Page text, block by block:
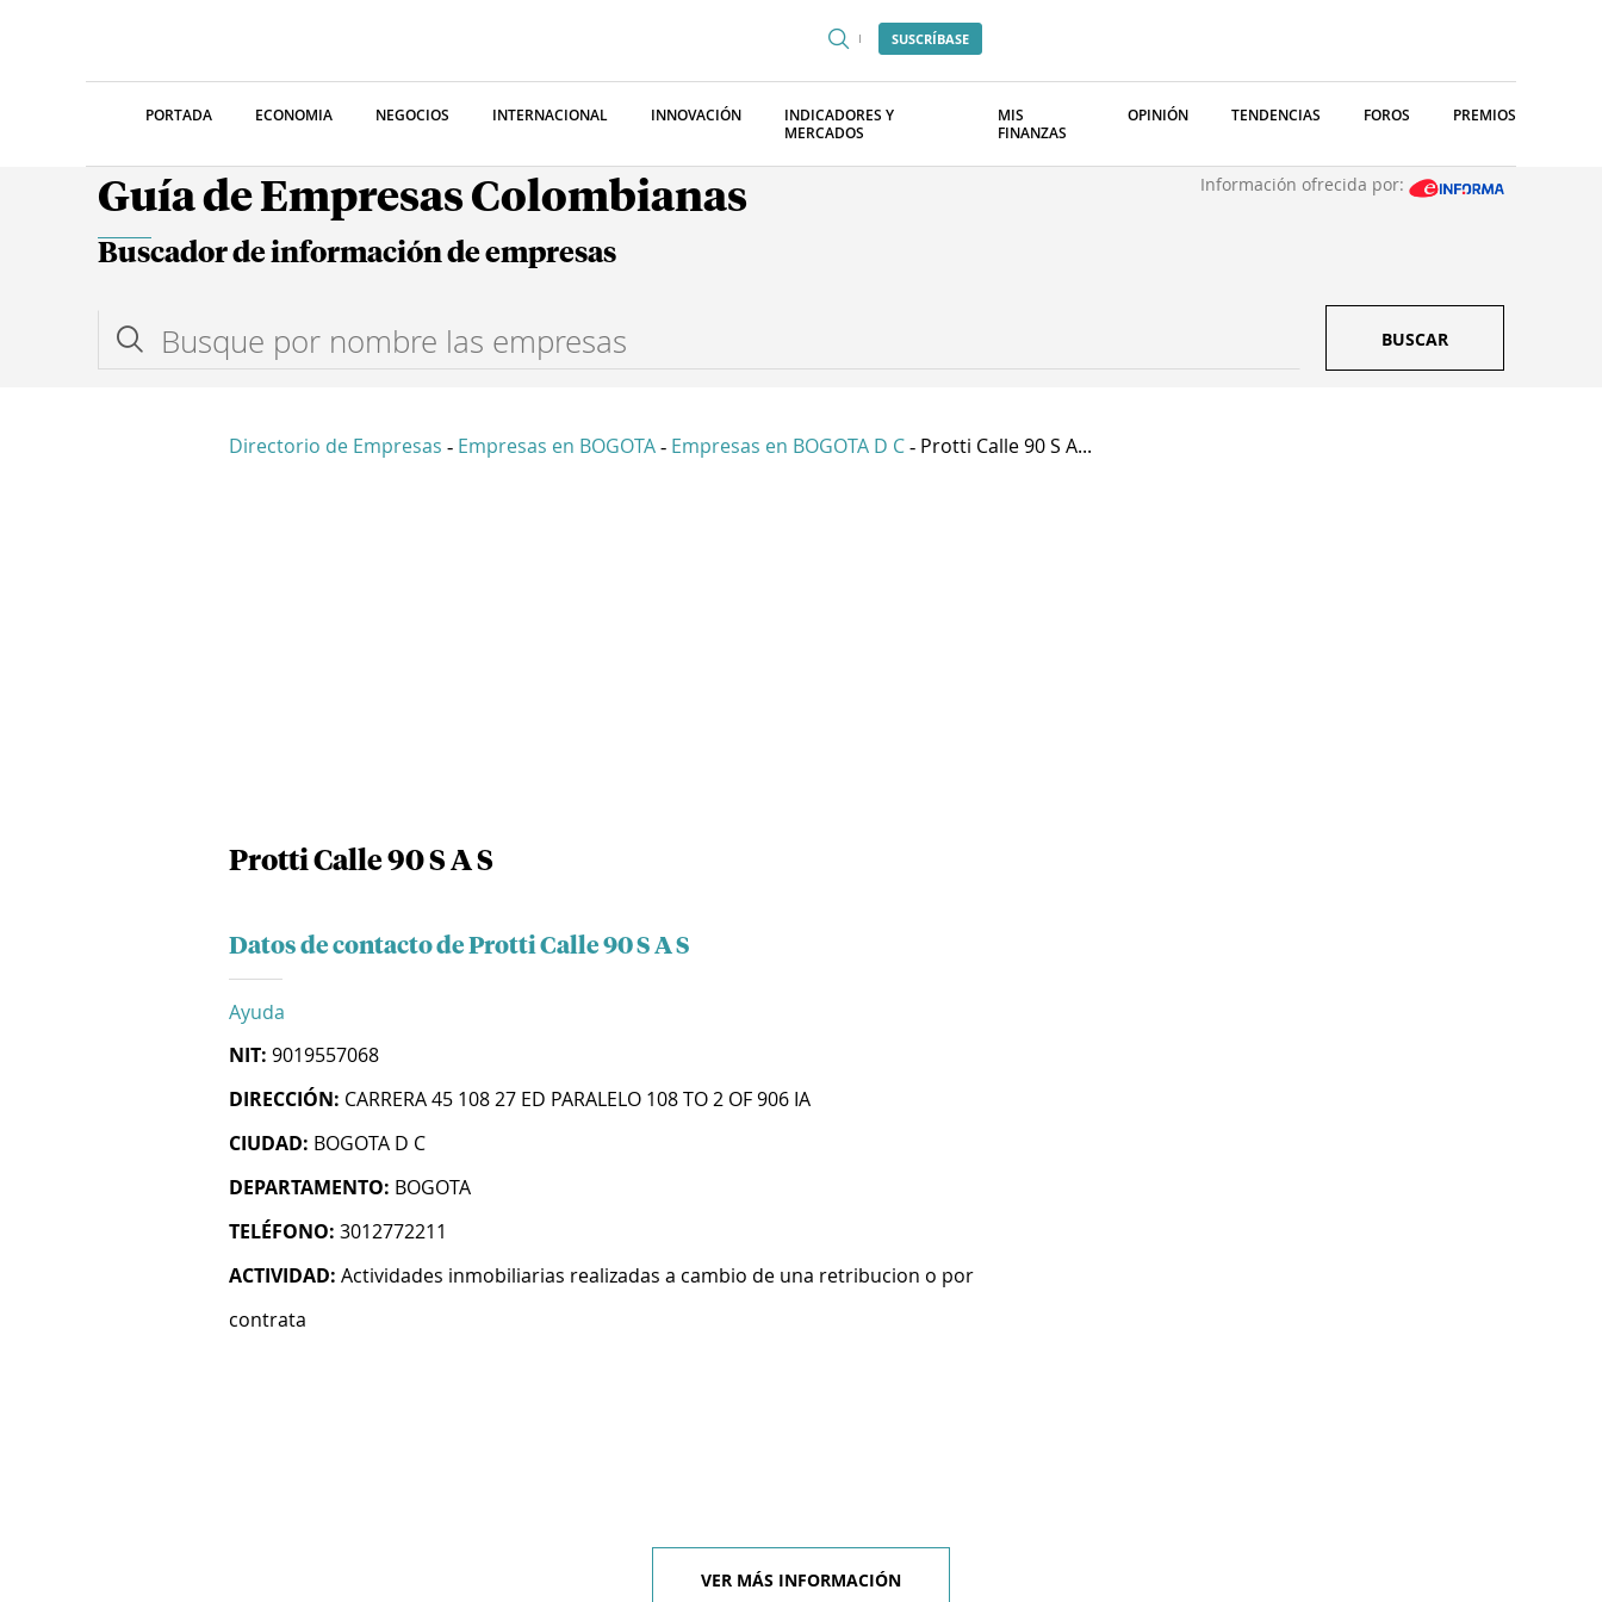
SUSCRÍBASE
PORTADA ECONOMIA NEGOCIOS INTERNACIONAL INNOVACIÓN
INDICADORES Y
MERCADOS
MIS
FINANZAS
OPINIÓN TENDENCIAS FOROS PREMIOS
Guía de Empresas Colombianas Información ofrecida por:
Buscador de información de empresas
BUSCAR
Directorio de Empresas - Empresas en BOGOTA - Empresas en BOGOTA D C - Protti Calle 90 S A...
Protti Calle 90 S A S
Datos de contacto de Protti Calle 90 S A S
Ayuda
NIT: 9019557068
DIRECCIÓN: CARRERA 45 108 27 ED PARALELO 108 TO 2 OF 906 IA
CIUDAD: BOGOTA D C
DEPARTAMENTO: BOGOTA
TELÉFONO: 3012772211
ACTIVIDAD: Actividades inmobiliarias realizadas a cambio de una retribucion o por
contrata
VER MÁS INFORMACIÓN